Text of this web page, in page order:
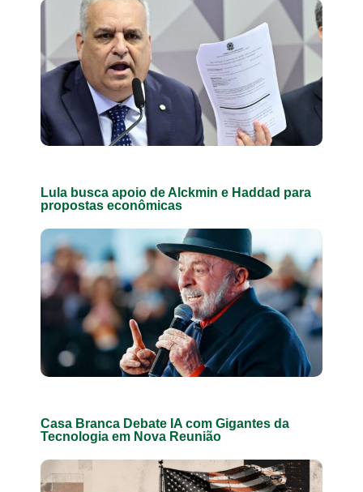
Lula busca apoio de Alckmin e Haddad para
propostas econômicas
Casa Branca Debate IA com Gigantes da
Tecnologia em Nova Reunião